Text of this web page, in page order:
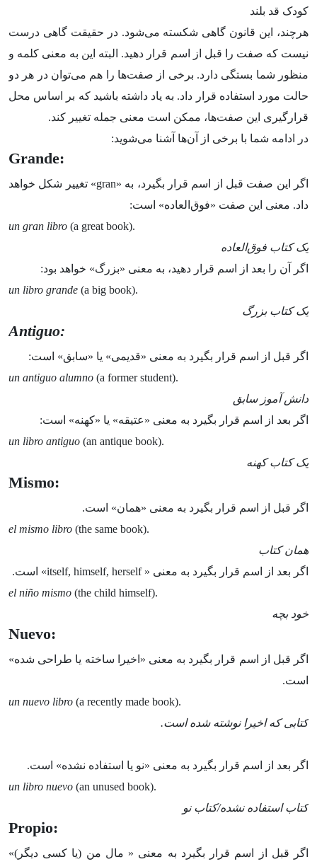
کودک قد بلند
هرچند، این قانون گاهی شکسته می‌شود. در حقیقت گاهی درست
نیست که صفت‌ را قبل از اسم قرار دهید. البته این به معنی کلمه و
منظور شما بستگی دارد. برخی از صفت‌ها را هم می‌توان در هر دو
حالت مورد استفاده قرار داد. به یاد داشته باشید که بر اساس محل
قرارگیری این صفت‌ها، ممکن است معنی جمله تغییر کند.
در ادامه شما با برخی از آن‌ها آشنا می‌شوید:
Grande:
اگر این صفت قبل از اسم قرار بگیرد، به «gran» تغییر شکل خواهد
داد. معنی این صفت «فوق‌العاده» است:
un gran libro (a great book).
یک کتاب فوق‌العاده
اگر آن را بعد از اسم قرار دهید، به معنی «بزرگ» خواهد بود:
un libro grande (a big book).
یک کتاب بزرگ
Antiguo:
اگر قبل از اسم قرار بگیرد به معنی «قدیمی» یا «سابق» است:
un antiguo alumno (a former student).
دانش آموز سابق
اگر بعد از اسم قرار بگیرد به معنی «عتیقه» یا «کهنه» است:
un libro antiguo (an antique book).
یک کتاب کهنه
Mismo:
اگر قبل از اسم قرار بگیرد به معنی «همان» است.
el mismo libro (the same book).
همان کتاب
اگر بعد از اسم قرار بگیرد به معنی « itself, himself, herself» است.
el niño mismo (the child himself).
خود بچه
Nuevo:
اگر قبل از اسم قرار بگیرد به معنی «اخیرا ساخته یا طراحی شده»
است.
un nuevo libro (a recently made book).
کتابی که اخیرا نوشته شده است.
اگر بعد از اسم قرار بگیرد به معنی «نو یا استفاده نشده» است.
un libro nuevo (an unused book).
کتاب استفاده نشده/کتاب نو
Propio:
اگر قبل از اسم قرار بگیرد به معنی « مال من (یا کسی دیگر)»